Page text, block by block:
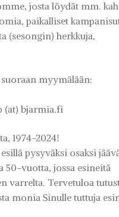
josta löydät mm.
paikalliset
(sesongin) herkkuja,
myymälään:
(at) bjarmia.fi
1974-2024!
pysyväksi osaksi
50-vuotta, jossa esineitä
varrelta. Tervetuloa
monia Sinulle tuttuja